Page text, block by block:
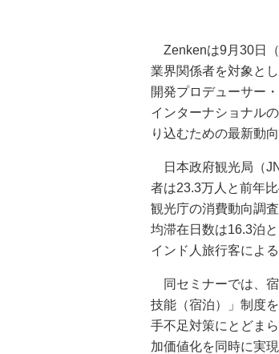
Zenkenは9月30日
業界関係者を対象と
開発プロデューサー
インターナショナル
り込むための最新動
日本政府観光局（
者は23.3万人と前年
観光庁の消費動向調
均滞在日数は16.3泊
インド人旅行客によ
同セミナーでは、
技能（宿泊）」制度
手不足対策にとどま
加価値化を同時に実